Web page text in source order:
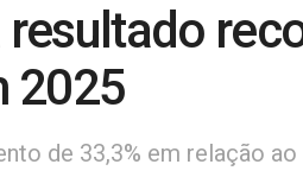
2025
de 33,3% em relação